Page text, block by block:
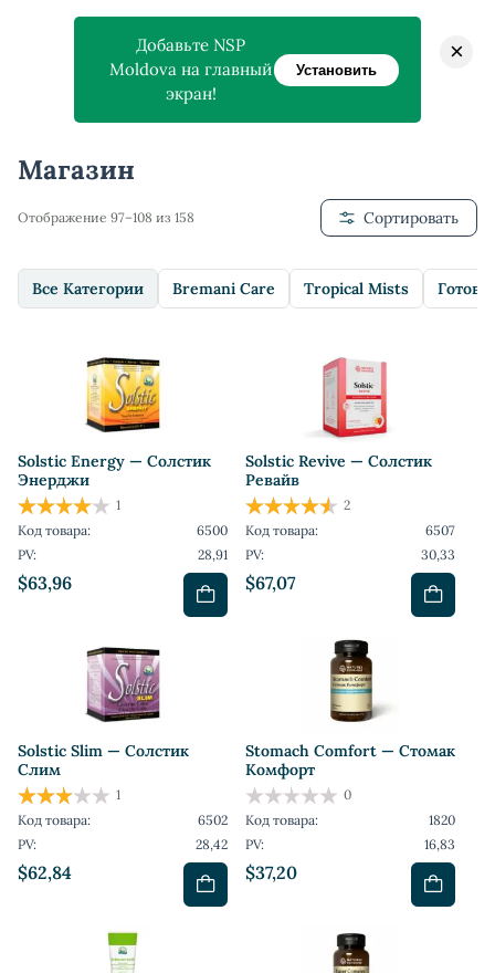
Главная > Магазин >
Магазин
Отображение 97–108 из 158 Сортировать
Все Категории Bremani Care Tropical Mists
Solstic Energy — Солстик
Энерджи
$63,96
1
Код товара:
6500
PV:
28,91
Solstic Revive — Солстик
Ревайв
$67,07
2
Код товара:
6507
PV:
30,33
Solstic Slim — Солстик
Слим
$62,84
1
Код товара:
6502
PV:
28,42
Stomach Comfort — Стомак
Комфорт
$37,20
0
Код товара:
1820
PV:
16,83
Добавьте NSP
Moldova на главный
экран!
Установить
×